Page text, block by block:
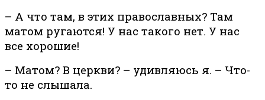
– А что там, в этих православных? Там
матом ругаются! У нас такого нет. У нас
все хорошие!
– Матом? В церкви? – удивляюсь я. – Что-
то не слышала.